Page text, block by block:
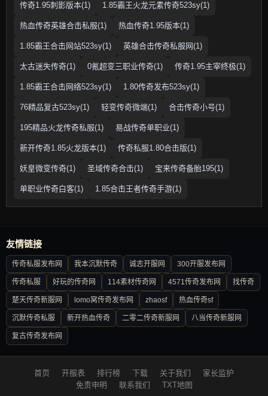
传奇1.95刺影版本(1) 1.85霸王火龙元素传奇523sy(1)
热血传奇英雄合击私服(1) 热血传奇1.95版本(1)
1.85霸王合击网站523sy(1) 英雄合击传奇私服网(1)
太古迷失传奇(1) 0氪超变三职业传奇(1) 传奇1.95主宰终极(1)
1.85霸王合击网络523sy(1) 1.80传奇发布523sy(1)
76精品复古523sy(1) 轻变传奇微端(1) 合击传奇小号(1)
195精品火龙传奇私服(1) 易战传奇单职业(1)
新开传奇1.85火龙版本(1) 传奇私服1.80合击版(1)
妖皇微变传奇(1) 圣域传奇合击(1) 宝来传奇备胎195(1)
单职业传奇白客(1) 1.85合击王者传奇手游(1)
友情链接
传奇私服发布网 我本沉默传奇 诚志开服网 300开服发布网
传奇私服 好玩的传奇网 114素材传奇网 4571传奇发布网 找传奇
楚天传奇新服网 lomo窝传奇发布网 zhaosf 热血传奇sf
沉默传奇私服 新开热血传奇 二零二传奇新服网 八当传奇新服网
复古传奇发布网
首页 开服表 排行榜 下载 关于我们
家长监护
免责申明
联系我们 TXT地图